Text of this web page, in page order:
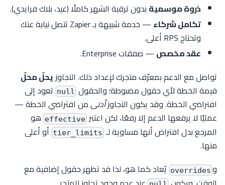
ذروة موسمية بدون ترقية الشهر كاملًا (عيد، بلاك فرايدي).
تكامل شركاء
— خدمة شبيهة بـ Zapier تتصل نيابة عنك
وتحتاج RPS أعلى.
عقد مخصص — صفقات Enterprise.
تواصل مع الدعم بمعرّف متجرك لإعداد ذلك. التجاوز يحلّ محلّ
قيمة الخطة لأي حقول مضبوطة؛ والحقول null تعود إلى
افتراضي الخطة. وقد يكون التجاوزأدنىمن افتراضي الخطة —
عمليًا لا يرفعها الدعم إلا رفعًا، لكن اعتبر effective هو
المرجع بدل افتراض أنها مساوية لـ tier_limits أو أعلى
منها.
و overrides يُعاد كما هو، لذا قد تظهر حقول إضافية مع